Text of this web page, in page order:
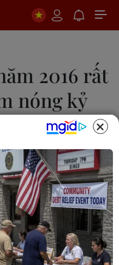
2016 rất
nóng kỷ
cho biết năm
lục với nhiệt độ
khoảng 1,2 độ C
nghiệp.